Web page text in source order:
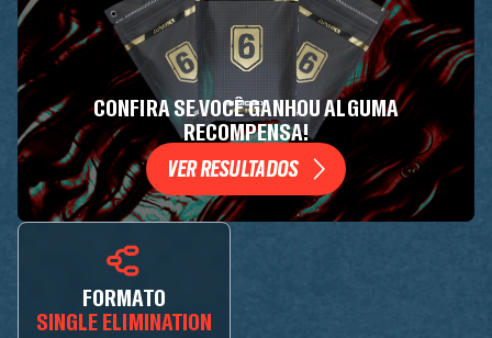
CONFIRA SE VOCÊ GANHOU ALGUMA
RECOMPENSA!
VER RESULTADOS
FORMATO
SINGLE ELIMINATION